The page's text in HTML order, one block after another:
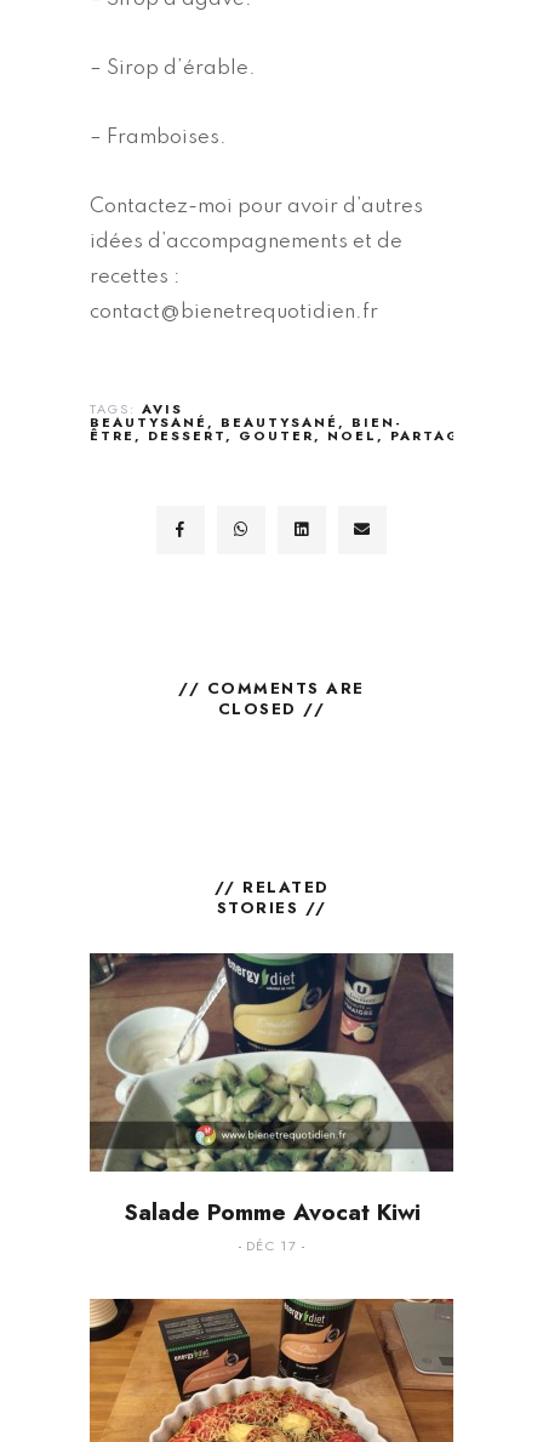
– Sirop d’érable.
– Framboises.
Contactez-moi pour avoir d’autres
idées d’accompagnements et de
recettes :
contact@bienetrequotidien.fr
TAGS: AVIS
BEAUTYSANÉ BEAUTYSANÉ BIEN-
ÊTRE DESSERT GOUTER NOEL PARTAGE
// COMMENTS ARE
CLOSED //
// RELATED
STORIES //
Salade Pomme Avocat Kiwi
DÉC 17